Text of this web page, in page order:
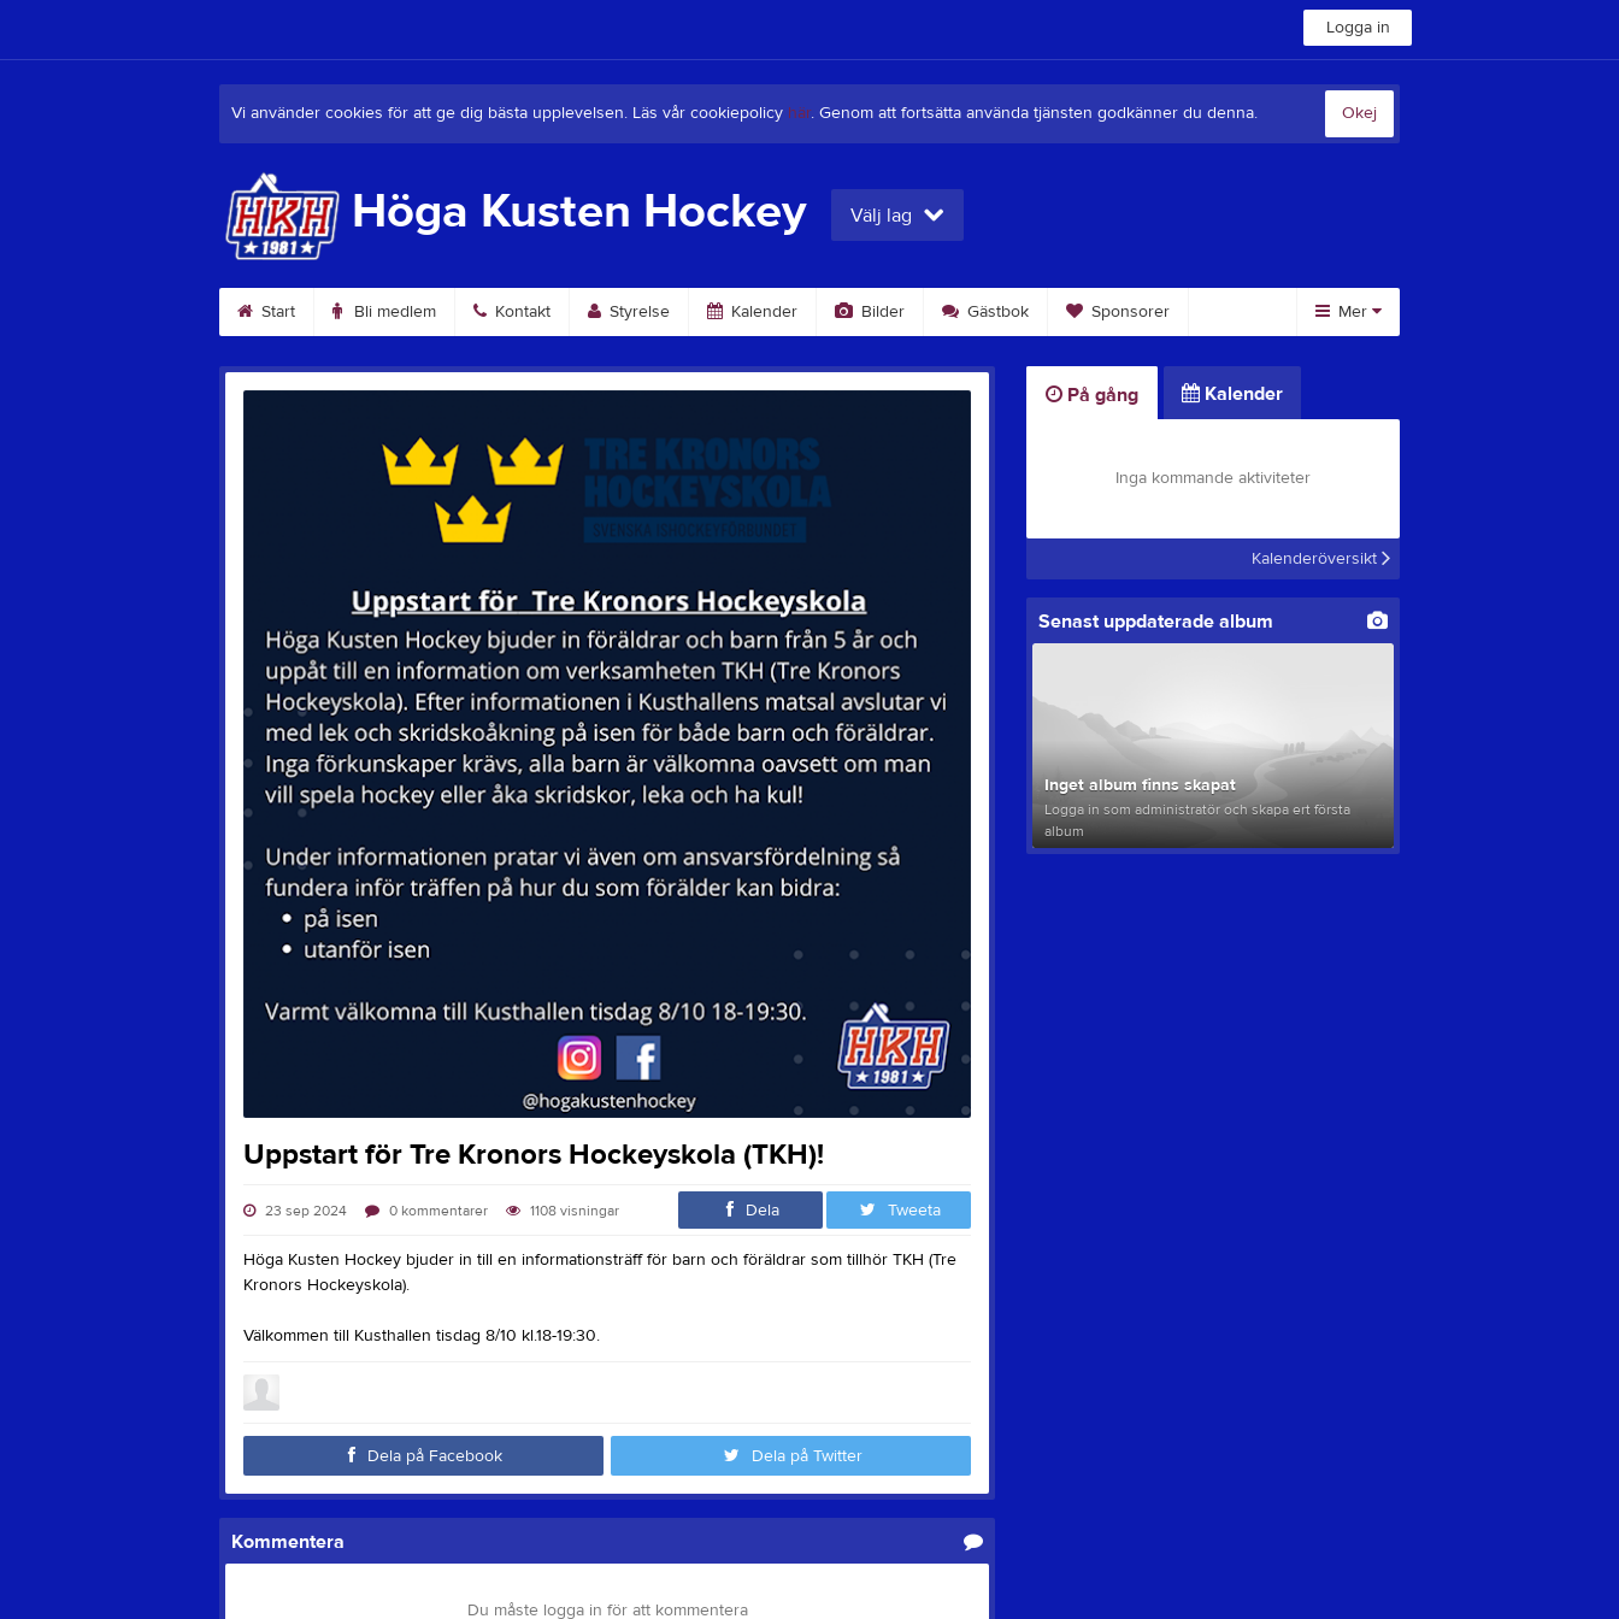
Logga in
Vi använder cookies för att ge dig bästa upplevelsen. Läs vår cookiepolicy här. Genom att fortsätta använda tjänsten godkänner du denna. Okej
Höga Kusten Hockey Välj lag
Start Bli medlem Kontakt Styrelse Kalender Bilder Gästbok Sponsorer Mer
Uppstart för Tre Kronors Hockeyskola (TKH)!
23 sep 2024 0 kommentarer 1108visningar Dela Tweeta
Höga Kusten Hockey bjuder in till en informationsträff för barn och föräldrar som tillhör TKH (Tre
Kronors Hockeyskola).
Välkommen till Kusthallen tisdag 8/10 kl.18-19:30.
Dela på Facebook Dela på Twitter
Kommentera
Du måste logga in för att kommentera
På gång Kalender
Inga kommande aktiviteter
Kalenderöversikt
Senast uppdaterade album
Inget album finns skapat
Logga in som administratör och skapa ert första
album